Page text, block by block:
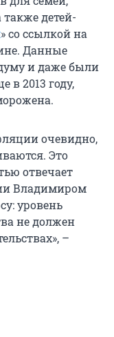
детей-
» со ссылкой на
Данные
и даже были
в 2013 году,
очевидно,
Это
отвечает
Владимиром
уровень
не должен
–